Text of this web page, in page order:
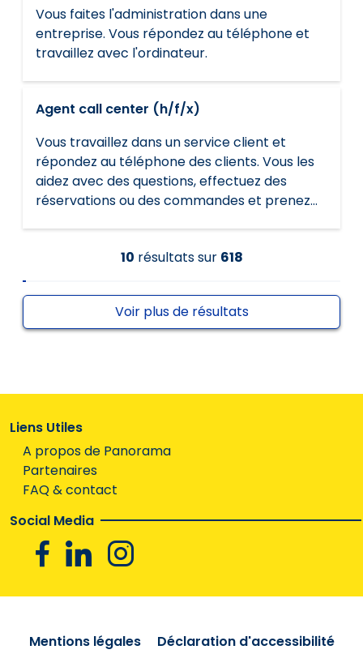
Vous faites l'administration dans une
entreprise. Vous répondez au téléphone et
travaillez avec l'ordinateur.
Agent call center (h/f/x)
Vous travaillez dans un service client et
répondez au téléphone des clients. Vous les
aidez avec des questions, effectuez des
réservations ou des commandes et prenez
10 résultatssur 618
Voir plus de résultats
Liens Utiles
A propos de Panorama
Partenaires
FAQ & contact
Social Media
FacebookLinkedin
Mentions légales Déclaration d'accessibilité